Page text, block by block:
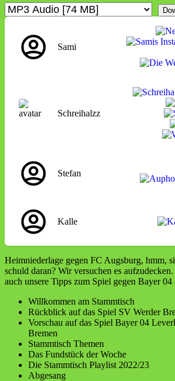
Sami
Schreihalzz
Stefan
Kalle
Heimniederlage gegen FC Augsburg, hmm,
schuld daran? Wir versuchen es
auch unsere Tipps zum Spiel gegen Bayer 04
Willkommen am Stammtisch
Rückblick auf das Spiel SV Werder
Vorschau auf das Spiel Bayer 04
Bremen
Stammtisch Themen
Das Fundstück der Woche
Die Stammtisch Playlist 2022/23
Abgesang